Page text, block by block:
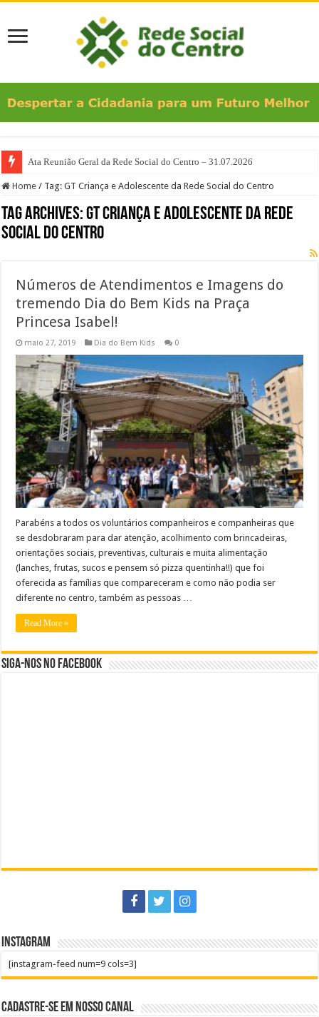
Ata Reunião Geral da Rede Social do Centro – 31.07.2026
Home / Tag:GT Criança e Adolescente da Rede Social do Centro
Tag Archives:GT Criança e Adolescente da Rede
Social do Centro
Números de Atendimentos e Imagens do
tremendo Dia do Bem Kids na Praça
Princesa Isabel!
maio 27, 2019 Dia do Bem Kids 0
Parabéns a todos os voluntários companheiros e companheiras que
se desdobraram para dar atenção, acolhimento com brincadeiras,
orientações sociais, preventivas, culturais e muita alimentação
(lanches, frutas, sucos e pensem só pizza quentinha!!) que foi
oferecida as famílias que compareceram e como não podia ser
diferente no centro, também as pessoas …
Read More »
Siga-nos no Facebook
Instagram
[instagram-feed num=9 cols=3]
Cadastre-se em nosso Canal